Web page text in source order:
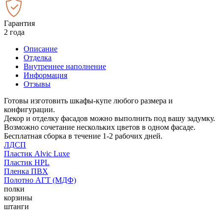
Гарантия
2 года
Описание
Отделка
Внутреннее наполнение
Информация
Отзывы
Готовы изготовить шкафы-купе любого размера и
конфигурации.
Декор и отделку фасадов можно выполнить под вашу задумку.
Возможно сочетание нескольких цветов в одном фасаде.
Бесплатная сборка в течение 1-2 рабочих дней.
ЛДСП
Пластик Alvic Luxe
Пластик HPL
Пленка ПВХ
Полотно АГТ (МДФ)
полки
корзины
штанги